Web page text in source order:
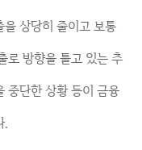
상당히 줄이고 보통
로 방향을 틀고 있는 추
중단한 상황 등이 금융
.